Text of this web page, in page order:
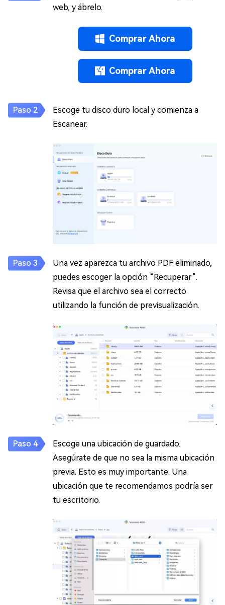
web, y ábrelo.
Comprar Ahora
Comprar Ahora
Escoge tu disco duro local y comienza a
Escanear.
Una vez aparezca tu archivo PDF eliminado,
puedes escoger la opción “Recuperar”.
Revisa que el archivo sea el correcto
utilizando la función de previsualización.
Escoge una ubicación de guardado.
Asegúrate de que no sea la misma ubicación
previa. Esto es muy importante. Una
ubicación que te recomendamos podría ser
tu escritorio.